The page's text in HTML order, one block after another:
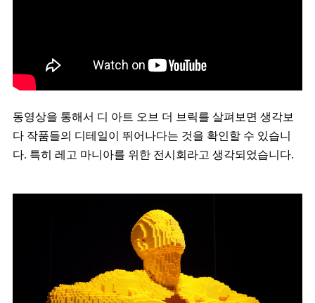
동영상을 통해서 디 아트 오브 더 브릭를 살펴보면 생각보
다 작품들의 디테일이 뛰어나다는 것을 확인할 수 있습니
다. 특히 레고 마니아를 위한 전시회라고 생각되었습니다.